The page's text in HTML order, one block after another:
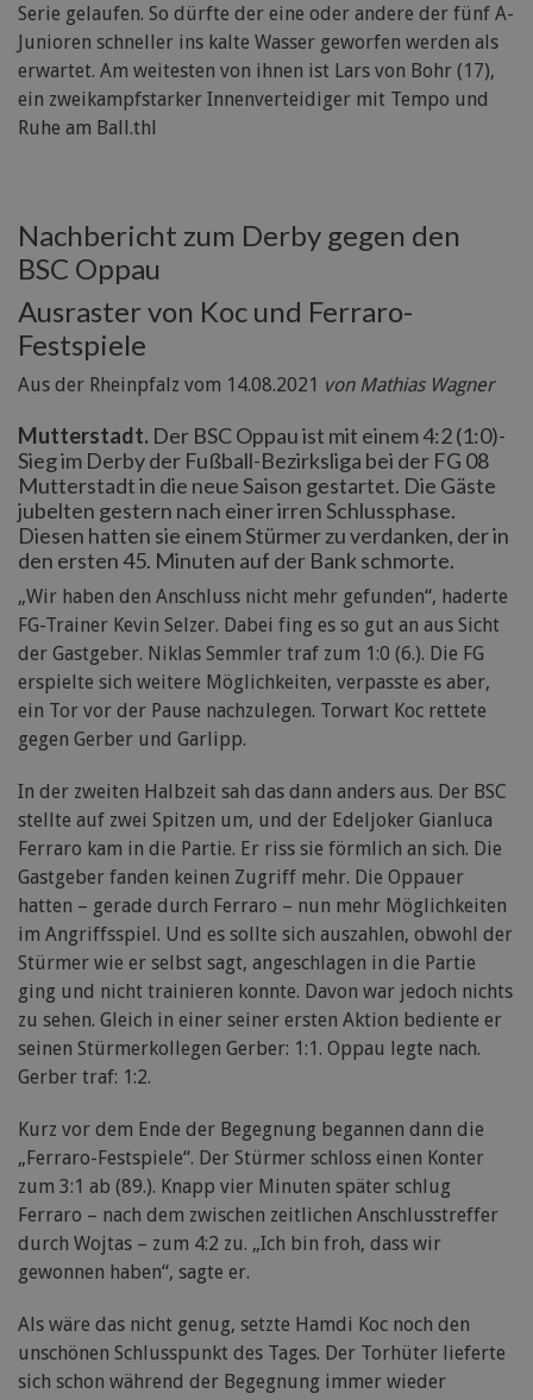
Serie gelaufen. So dürfte der eine oder andere der fünf A-
Junioren schneller ins kalte Wasser geworfen werden als
erwartet. Am weitesten von ihnen ist Lars von Bohr (17),
ein zweikampfstarker Innenverteidiger mit Tempo und
Ruhe am Ball.thl
Nachbericht zum Derby gegen den
BSC Oppau
Ausraster von Koc und Ferraro-
Festspiele
Aus der Rheinpfalz vom 14.08.2021 von Mathias Wagner
Mutterstadt. Der BSC Oppau ist mit einem 4:2 (1:0)-
Sieg im Derby der Fußball-Bezirksliga bei der FG 08
Mutterstadt in die neue Saison gestartet. Die Gäste
jubelten gestern nach einer irren Schlussphase.
Diesen hatten sie einem Stürmer zu verdanken, der in
den ersten 45. Minuten auf der Bank schmorte.
„Wir haben den Anschluss nicht mehr gefunden“, haderte
FG-Trainer Kevin Selzer. Dabei fing es so gut an aus Sicht
der Gastgeber. Niklas Semmler traf zum 1:0 (6.). Die FG
erspielte sich weitere Möglichkeiten, verpasste es aber,
ein Tor vor der Pause nachzulegen. Torwart Koc rettete
gegen Gerber und Garlipp.
In der zweiten Halbzeit sah das dann anders aus. Der BSC
stellte auf zwei Spitzen um, und der Edeljoker Gianluca
Ferraro kam in die Partie. Er riss sie förmlich an sich. Die
Gastgeber fanden keinen Zugriff mehr. Die Oppauer
hatten – gerade durch Ferraro – nun mehr Möglichkeiten
im Angriffsspiel. Und es sollte sich auszahlen, obwohl der
Stürmer wie er selbst sagt, angeschlagen in die Partie
ging und nicht trainieren konnte. Davon war jedoch nichts
zu sehen. Gleich in einer seiner ersten Aktion bediente er
seinen Stürmerkollegen Gerber: 1:1. Oppau legte nach.
Gerber traf: 1:2.
Kurz vor dem Ende der Begegnung begannen dann die
„Ferraro-Festspiele“. Der Stürmer schloss einen Konter
zum 3:1 ab (89.). Knapp vier Minuten später schlug
Ferraro – nach dem zwischen zeitlichen Anschlusstreffer
durch Wojtas – zum 4:2 zu. „Ich bin froh, dass wir
gewonnen haben“, sagte er.
Als wäre das nicht genug, setzte Hamdi Koc noch den
unschönen Schlusspunkt des Tages. Der Torhüter lieferte
sich schon während der Begegnung immer wieder